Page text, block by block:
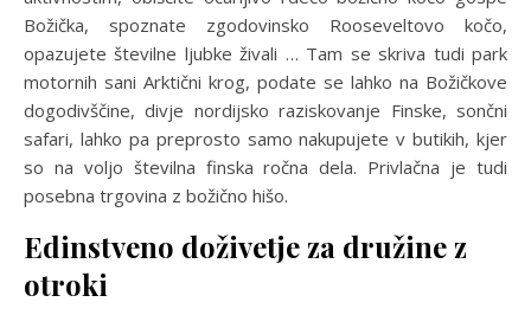
Božička, spoznate zgodovinsko Rooseveltovo kočo,
opazujete številne ljubke živali … Tam se skriva tudi park
motornih sani Arktični krog, podate se lahko na Božičkove
dogodivščine, divje nordijsko raziskovanje Finske, sončni
safari, lahko pa preprosto samo nakupujete v butikih, kjer
so na voljo številna finska ročna dela. Privlačna je tudi
posebna trgovina z božično hišo.
Edinstveno doživetje za družine z
otroki